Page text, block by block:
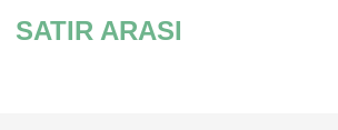
SATIR ARASI